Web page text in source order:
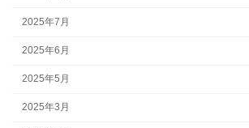
2025年7月
2025年6月
2025年5月
2025年3月